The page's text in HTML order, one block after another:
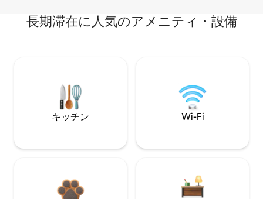
長期滞在に人気のアメニティ・設備
キッチン Wi-Fi